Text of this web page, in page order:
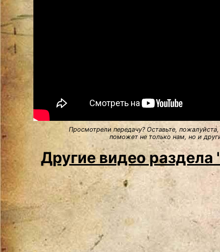
Просмотрели передачу? Оставьте,
поможет не только нам, но и
Другие видео